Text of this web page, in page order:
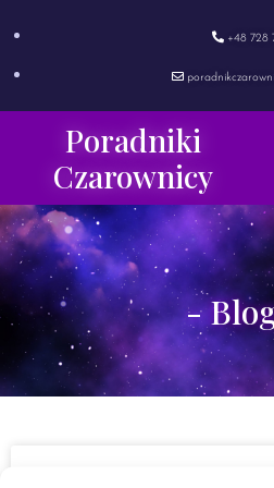
+48 728
Poradniki
Czarownicy
-